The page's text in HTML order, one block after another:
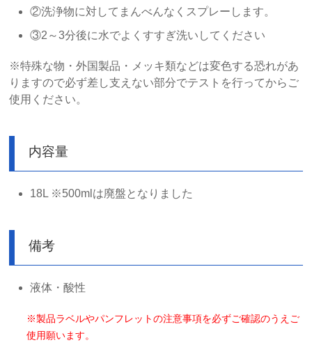
②洗浄物に対してまんべんなくスプレーします。
③2～3分後に水でよくすすぎ洗いしてください
※特殊な物・外国製品・メッキ類などは変色する恐れがあ
りますので必ず差し支えない部分でテストを行ってからご
使用ください。
内容量
18L ※500mlは廃盤となりました
備考
液体・酸性
※製品ラベルやパンフレットの注意事項を必ずご確認のうえご
使用願います。